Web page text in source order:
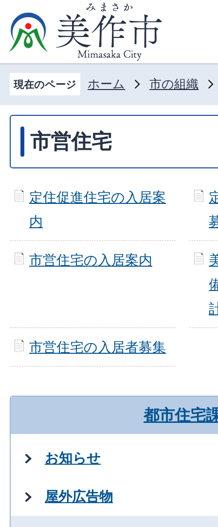
現在のページ ホーム 市の組織
市営住宅
定住促進住宅の入居案
内
市営住宅の入居案内
市営住宅の入居者募集
都市住宅
お知らせ
屋外広告物